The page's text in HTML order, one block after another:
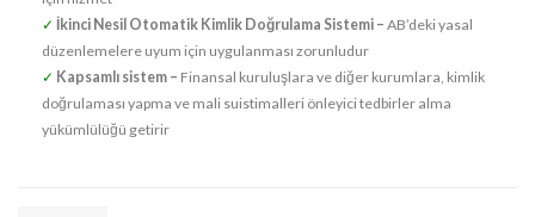
✓ İkinci Nesil Otomatik Kimlik Doğrulama Sistemi – AB’deki yasal
düzenlemelere uyum için uygulanması zorunludur
✓ Kapsamlı sistem – Finansal kuruluşlara ve diğer kurumlara, kimlik
doğrulaması yapma ve mali suistimalleri önleyici tedbirler alma
yükümlülüğü getirir